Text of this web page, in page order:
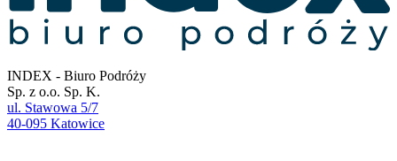
INDEX - Biuro Podróży
Sp. z o.o. Sp. K.
ul. Stawowa 5/7
40-095 Katowice